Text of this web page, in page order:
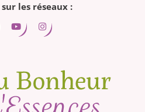
les réseaux :